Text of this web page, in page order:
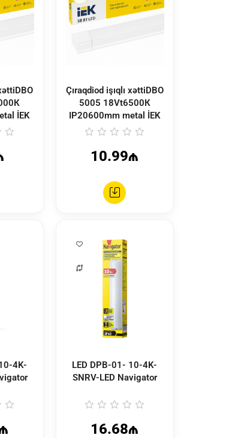
İEK
Çıraqdiod işıqlı xəttiDBO
5005 18Vt6500К
IP20600mm metal İEK
10.99₼
LED DPB-01- 10-4K-
SNRV-LED Navigator
16.68₼